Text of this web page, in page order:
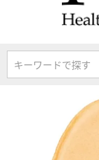
キーワードで探す